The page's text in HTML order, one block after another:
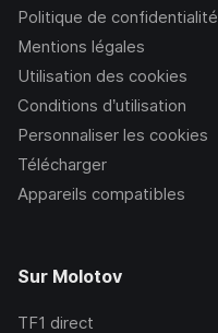
Politique de confidentialité
Mentions légales
Utilisation des cookies
Conditions d’utilisation
Personnaliser les cookies
Télécharger
Appareils compatibles
Sur Molotov
TF1 direct